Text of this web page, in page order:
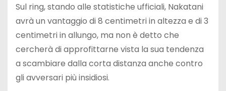
Sul ring, stando alle statistiche ufficiali, Nakatani
avrà un vantaggio di 8 centimetri in altezza e di 3
centimetri in allungo, ma non è detto che
cercherà di approfittarne vista la sua tendenza
a scambiare dalla corta distanza anche contro
gli avversari più insidiosi.